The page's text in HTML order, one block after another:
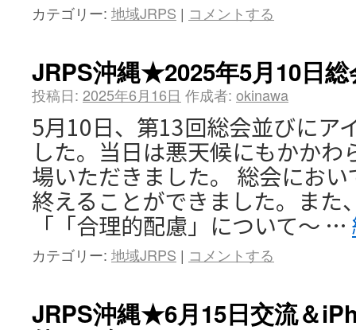
カテゴリー: 地域JRPS | コメントする
JRPS沖縄★2025年5月10日
投稿日: 2025年6月16日 作成者: okinawa
5月10日、第13回総会並びにア
した。当日は悪天候にもかかわ
場いただきました。 総会にお
終えることができました。また
「「合理的配慮」について～ …
カテゴリー: 地域JRPS | コメントする
JRPS沖縄★6月15日交流＆